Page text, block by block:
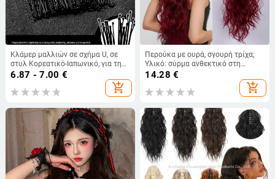
Κλάμερ μαλλιών σε σχήμα U, σε
στυλ Κορεατικό-Ιαπωνικό, για τη
στερέωση αδέσποτων μαλλιών και
φράντζ, γλυκό πλευρικό κλιπ
6.87 - 7.00 €
add_shopping_cart
Περούκα με ουρά, σγουρή τρίχα;
Υλικό: σύρμα ανθεκτικό στη
θερμοκρασία; Διαδικασία:
μηχανισμός; Βαφή/περμανάντ
επιτρέπονται
14.28 €
add_shopping_cart